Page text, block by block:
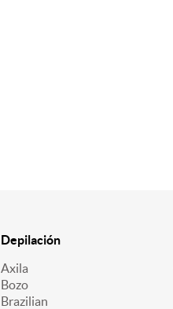
Depilación
Axila
Bozo
Brazilian